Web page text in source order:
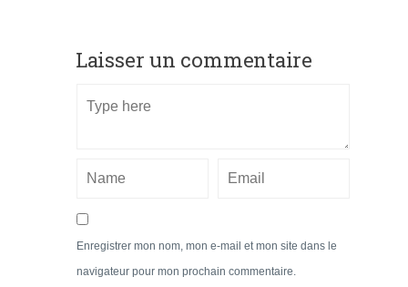
Laisser un commentaire
Enregistrer mon nom, mon e-mail et mon site dans le
navigateur pour mon prochain commentaire.